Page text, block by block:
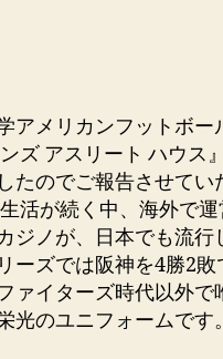
アメリカンフットボー
ズ アスリート ハウス
たのでご報告させてい
が続く中、海外で運
ジノが、日本でも流行
ーズでは阪神を4勝2敗
ァイターズ時代以外で
光のユニフォームです。